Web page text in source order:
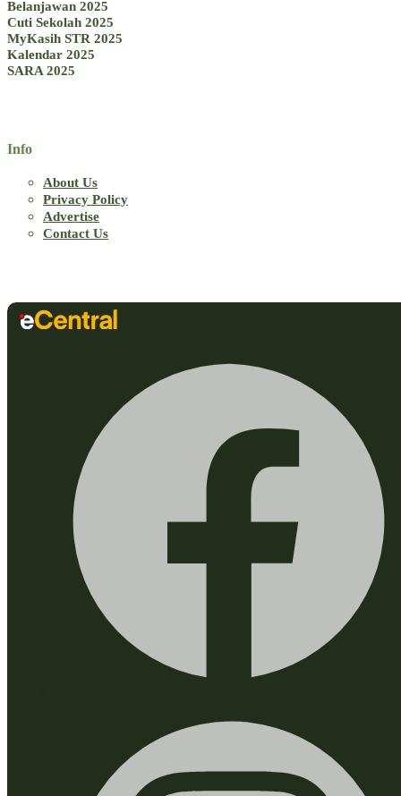
Belanjawan 2025
Cuti Sekolah 2025
MyKasih STR 2025
Kalendar 2025
SARA 2025
Info
About Us
Privacy Policy
Advertise
Contact Us